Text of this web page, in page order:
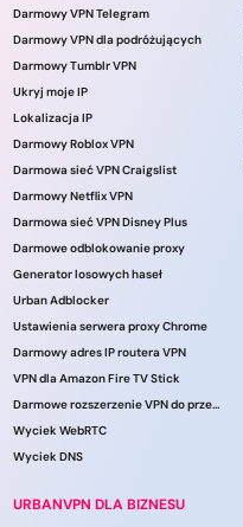
Darmowy VPN Telegram
Darmowy VPN dla podróżujących
Darmowy Tumblr VPN
Ukryj moje IP
Lokalizacja IP
Darmowy Roblox VPN
Darmowa sieć VPN Craigslist
Darmowy Netflix VPN
Darmowa sieć VPN Disney Plus
Darmowe odblokowanie proxy
Generator losowych haseł
Urban Adblocker
Ustawienia serwera proxy Chrome
Darmowy adres IP routera VPN
VPN dla Amazon Fire TV Stick
Darmowe rozszerzenie VPN do przeglądarki
Wyciek WebRTC
Wyciek DNS
URBANVPN DLA BIZNESU